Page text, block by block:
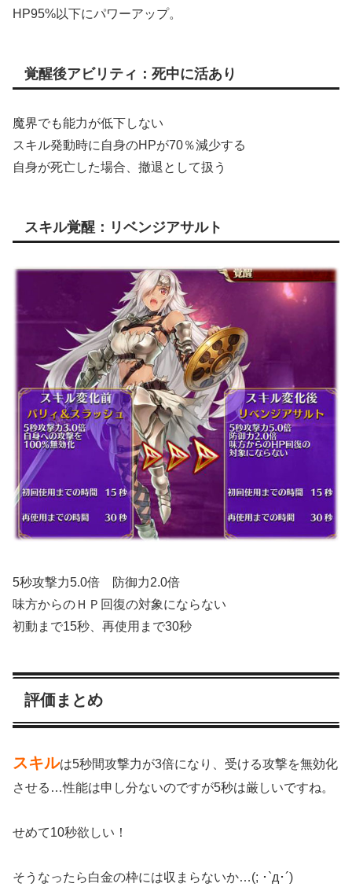
HP95%以下にパワーアップ。
覚醒後アビリティ：死中に活あり
魔界でも能力が低下しない
スキル発動時に自身のHPが70％減少する
自身が死亡した場合、撤退として扱う
スキル覚醒：リベンジアサルト
5秒攻撃力5.0倍 防御力2.0倍
味方からのＨＰ回復の対象にならない
初動まで15秒、再使用まで30秒
評価まとめ
スキルは5秒間攻撃力が3倍になり、受ける攻撃を無効化
させる…性能は申し分ないのですが5秒は厳しいですね。
せめて10秒欲しい！
そうなったら白金の枠には収まらないか…(; ･`д･´)